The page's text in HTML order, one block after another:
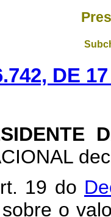
DE
19 do
o